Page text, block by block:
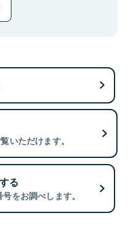
いただけます。
る
をお調べします。